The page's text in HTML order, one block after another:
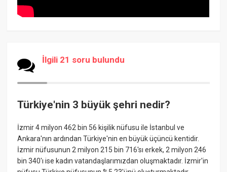
İlgili 21 soru bulundu
Türkiye'nin 3 büyük şehri nedir?
İzmir 4 milyon 462 bin 56 kişilik nüfusu ile İstanbul ve
Ankara'nın ardından Türkiye'nin en büyük üçüncü kentidir.
İzmir nüfusunun 2 milyon 215 bin 716'sı erkek, 2 milyon 246
bin 340'ı ise kadın vatandaşlarımızdan oluşmaktadır. İzmir'in